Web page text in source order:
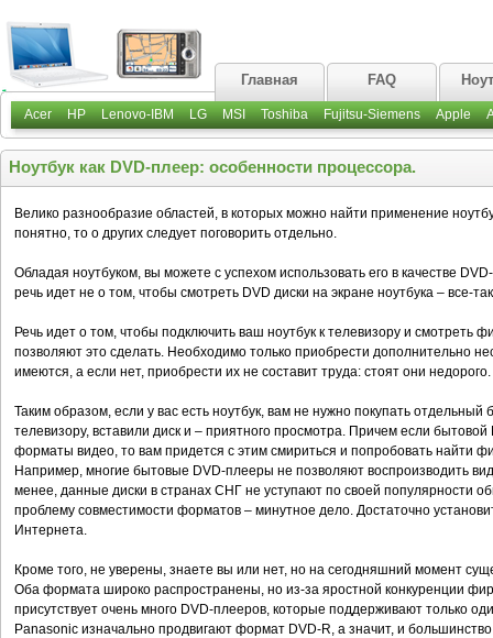
Главная FAQ
Acer HP Lenovo-IBM LG MSI Toshiba Fujitsu-Siemens Apple
Ноутбук как DVD-плеер: особенности процессора.
Велико разнообразие областей, в которых можно найти применение
понятно, то о других следует поговорить отдельно.
Обладая ноутбуком, вы можете с успехом использовать его в качестве
речь идет не о том, чтобы смотреть DVD диски на экране ноутбука – все-
Речь идет о том, чтобы подключить ваш ноутбук к телевизору и смотреть
позволяют это сделать. Необходимо только приобрести дополнительно
имеются, а если нет, приобрести их не составит труда: стоят они недорого.
Таким образом, если у вас есть ноутбук, вам не нужно покупать
телевизору, вставили диск и – приятного просмотра. Причем если
форматы видео, то вам придется с этим смириться и попробовать найти
Например, многие бытовые DVD-плееры не позволяют воспроизводить
менее, данные диски в странах СНГ не уступают по своей популярности
проблему совместимости форматов – минутное дело. Достаточно
Интернета.
Кроме того, не уверены, знаете вы или нет, но на сегодняшний момент
Оба формата широко распространены, но из-за яростной конкуренции
присутствует очень много DVD-плееров, которые поддерживают только
Panasonic изначально продвигают формат DVD-R, а значит, и